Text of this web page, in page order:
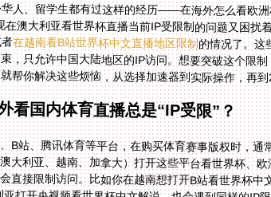
人、留学生都有过这样的经历——在海外怎么看欧
在澳大利亚看世界杯直播当前IP受限制的问题又困扰
在越南看B站世界杯中文直播地区限制的情况了。这
受版权协议约束，只允许
帮你解决这些烦恼，从选择加速器到实际操作，再
看国内体育直播总是“IP受限”？
B站、腾讯体育等平台，在购买体育赛事版权时，
大利亚、越南、加拿大）打开这些平台看世界杯、
直接限制访问。比如你在越南想打开B站看世界杯
亚打开央视频看世界杯中文解说，也会遇到同样的IP